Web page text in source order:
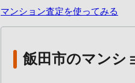
マンション査定を使ってみる
飯田市のマンシ